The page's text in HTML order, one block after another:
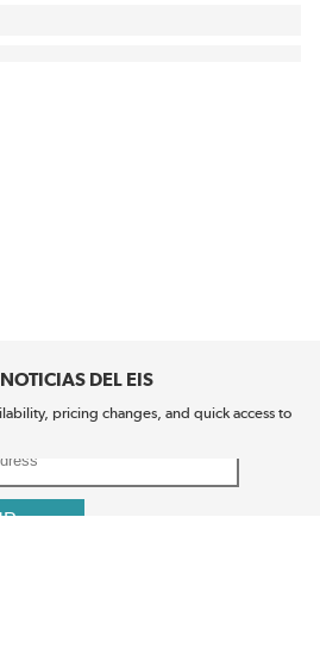
DEL EIS
pricing changes, and quick access to